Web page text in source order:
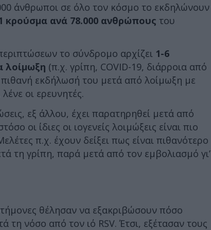
άνθρωποι σε όλο τον κόσμο το εκδηλώνουν
κρούσμα ανά 78.000 ανθρώπους του
το σύνδρομο αρχίζει 1-6
λοίμωξη (π.χ. γρίπη, COVID-19, διάρροια από
εκδήλωσή του μετά από λοίμωξη με
οι ερευνητές.
εξ άλλου, έχει παρατηρηθεί μετά από
οι ίδιες οι ιογενείς λοιμώξεις είναι πιο
π.χ. έχουν δείξει πως είναι πιθανότερο
τη γρίπη, παρά μετά από τον εμβολιασμό γι’
θέλησαν να εξακριβώσουν πόσο
τη νόσο από τον ιό RSV. Έτσι, εξέτασαν τους